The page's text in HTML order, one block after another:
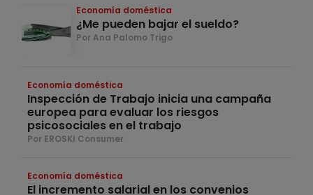
Economía doméstica
¿Me pueden bajar el sueldo?
Por Ana Palomo Trigo
Economía doméstica
Inspección de Trabajo inicia una campaña
europea para evaluar los riesgos
psicosociales en el trabajo
Por EROSKI Consumer
Economía doméstica
El incremento salarial en los convenios